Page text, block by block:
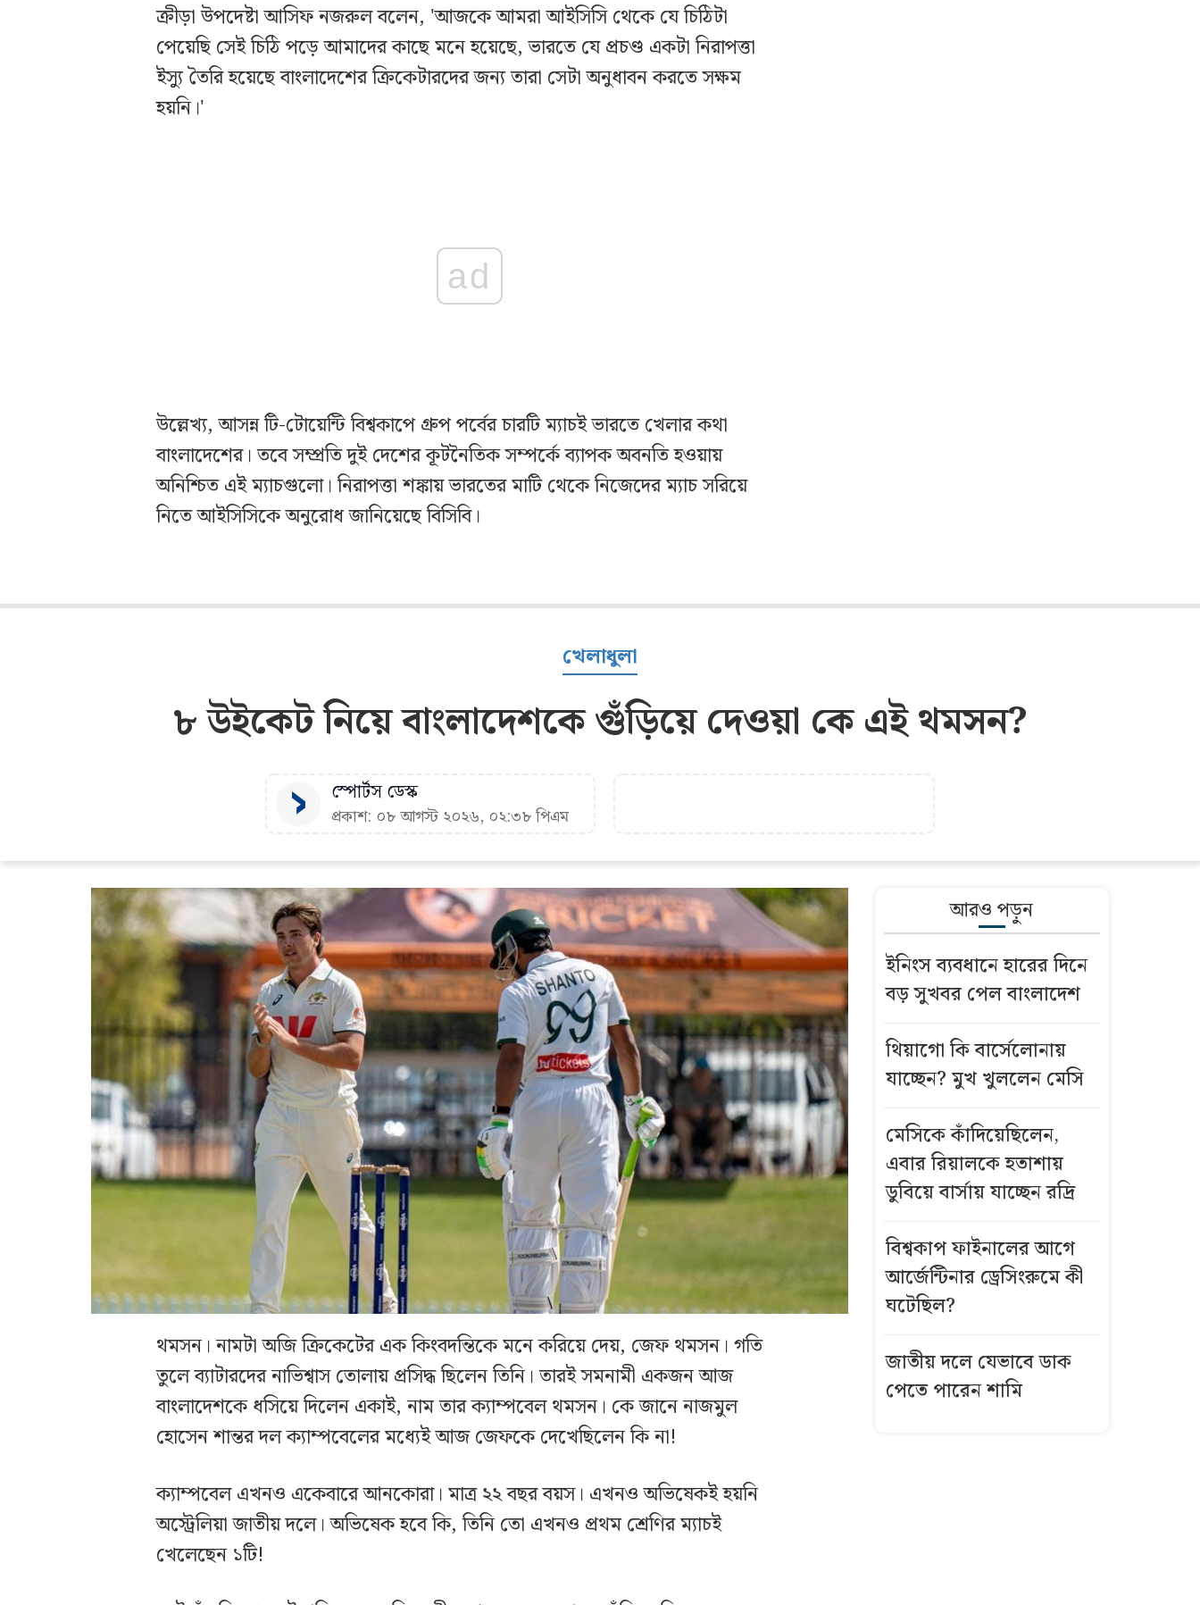
ক্রীড়া উপদেষ্টা আসিফ নজরুল বলেন, 'আজকে আমরা আইসিসি থেকে যে চিঠিটা
পেয়েছি সেই চিঠি পড়ে আমাদের কাছে মনে হয়েছে, ভারতে যে প্রচণ্ড একটা নিরাপত্তা
ইস্যু তৈরি হয়েছে বাংলাদেশের ক্রিকেটারদের জন্য তারা সেটা অনুধাবন করতে সক্ষম
হয়নি।'
ad
উল্লেখ্য, আসন্ন টি-টোয়েন্টি বিশ্বকাপে গ্রুপ পর্বের চারটি ম্যাচই ভারতে খেলার কথা
বাংলাদেশের। তবে সম্প্রতি দুই দেশের কূটনৈতিক সম্পর্কে ব্যাপক অবনতি হওয়ায়
অনিশ্চিত এই ম্যাচগুলো। নিরাপত্তা শঙ্কায় ভারতের মাটি থেকে নিজেদের ম্যাচ সরিয়ে
নিতে আইসিসিকে অনুরোধ জানিয়েছে বিসিবি।
খেলাধুলা
৮ উইকেট নিয়ে বাংলাদেশকে গুঁড়িয়ে দেওয়া কে এই থমসন?
স্পোর্টস ডেস্ক
প্রকাশ: ০৮ আগস্ট ২০২৬, ০২:৩৮ পিএম
থমসন। নামটা অজি ক্রিকেটের এক কিংবদন্তিকে মনে করিয়ে দেয়, জেফ থমসন। গতি
তুলে ব্যাটারদের নাভিশ্বাস তোলায় প্রসিদ্ধ ছিলেন তিনি। তারই সমনামী একজন আজ
বাংলাদেশকে ধসিয়ে দিলেন একাই, নাম তার ক্যাম্পবেল থমসন। কে জানে নাজমুল
হোসেন শান্তর দল ক্যাম্পবেলের মধ্যেই আজ জেফকে দেখেছিলেন কি না!
ক্যাম্পবেল এখনও একেবারে আনকোরা। মাত্র ২২ বছর বয়স। এখনও অভিষেকই হয়নি
অস্ট্রেলিয়া জাতীয় দলে। অভিষেক হবে কি, তিনি তো এখনও প্রথম শ্রেণির ম্যাচই
খেলেছেন ১টি!
আরও পড়ুন
ইনিংস ব্যবধানে হারের দিনে
বড় সুখবর পেল বাংলাদেশ
থিয়াগো কি বার্সেলোনায়
যাচ্ছেন? মুখ খুললেন মেসি
মেসিকে কাঁদিয়েছিলেন,
এবার রিয়ালকে হতাশায়
ডুবিয়ে বার্সায় যাচ্ছেন রদ্রি
বিশ্বকাপ ফাইনালের আগে
আর্জেন্টিনার ড্রেসিংরুমে কী
ঘটেছিল?
জাতীয় দলে যেভাবে ডাক
পেতে পারেন শামি